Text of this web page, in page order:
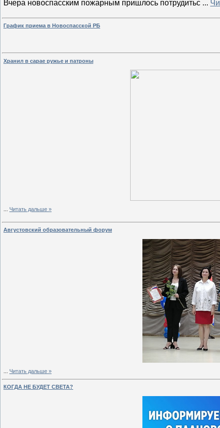
Вчера новоспасским пожарным пришлось потрудитьс ...
График приема в Новоспасской РБ
Хранил в сарае ружье и патроны
Читать дальше »
Августовский образовательный форум
Читать дальше »
КОГДА НЕ БУДЕТ СВЕТА?